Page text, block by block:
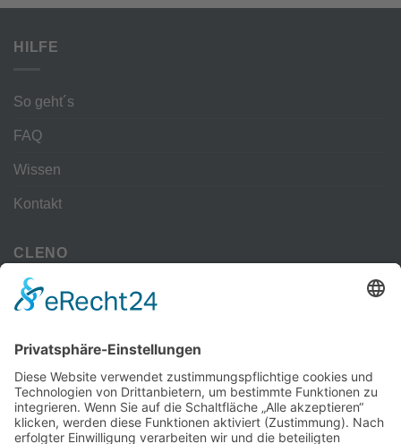
HILFE
So geht´s
FAQ
Wissen
Kontakt
CLENO
Alle Vorteile
kostenloser Versand
Deine Zahlmöglichkeiten
MEHR